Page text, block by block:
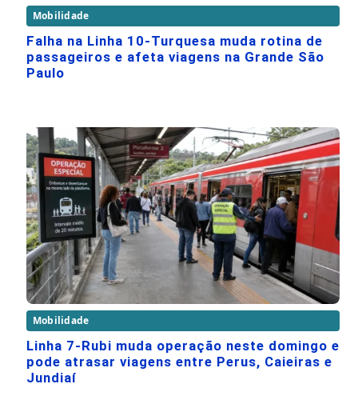
Mobilidade
Falha na Linha 10-Turquesa muda rotina de
passageiros e afeta viagens na Grande São
Paulo
Mobilidade
Linha 7-Rubi muda operação neste domingo e
pode atrasar viagens entre Perus, Caieiras e
Jundiaí